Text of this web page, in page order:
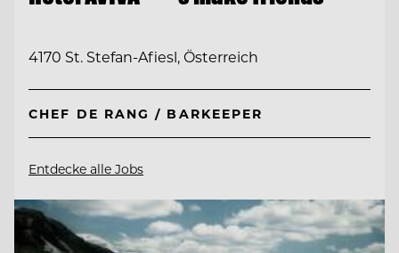
4170 St. Stefan-Afiesl, Österreich
CHEF DE RANG / BARKEEPER
Entdecke alle Jobs